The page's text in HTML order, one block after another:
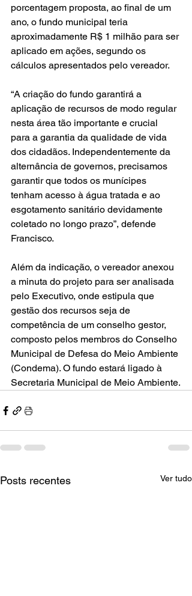
porcentagem proposta, ao final de um
ano, o fundo municipal teria
aproximadamente R$ 1 milhão para ser
aplicado em ações, segundo os
cálculos apresentados pelo vereador.
“A criação do fundo garantirá a
aplicação de recursos de modo regular
nesta área tão importante e crucial
para a garantia da qualidade de vida
dos cidadãos. Independentemente da
alternância de governos, precisamos
garantir que todos os munícipes
tenham acesso à água tratada e ao
esgotamento sanitário devidamente
coletado no longo prazo”, defende
Francisco.
Além da indicação, o vereador anexou
a minuta do projeto para ser analisada
pelo Executivo, onde estipula que
gestão dos recursos seja de
competência de um conselho gestor,
composto pelos membros do Conselho
Municipal de Defesa do Meio Ambiente
(Condema). O fundo estará ligado à
Secretaria Municipal de Meio Ambiente.
Posts recentes Ver tudo